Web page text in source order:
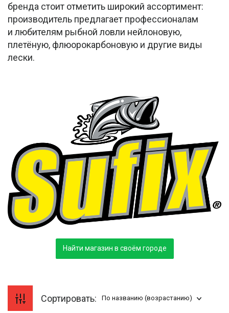
бренда стоит отметить широкий ассортимент:
производитель предлагает профессионалам
и любителям рыбной ловли нейлоновую,
плетёную, флюорокарбоновую и другие виды
лески.
Найти магазин в своём городе
Сортировать: По названию (возрастанию)